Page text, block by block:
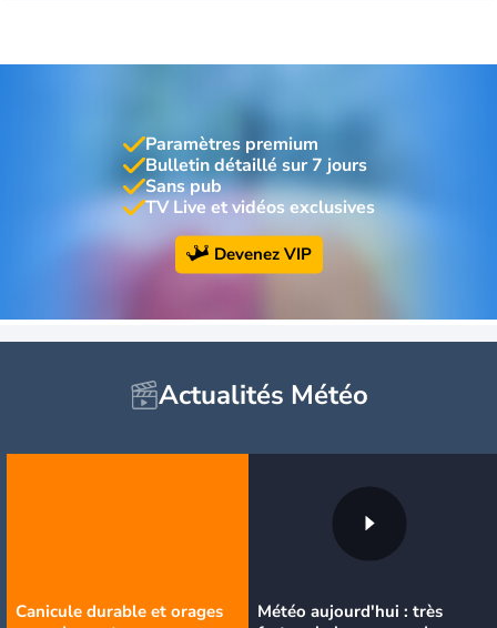
Paramètres premium
Bulletin détaillé sur 7 jours
Sans pub
TV Live et vidéos exclusives
Devenez VIP
Actualités Météo
Canicule durable et orages
Météo aujourd'hui : très